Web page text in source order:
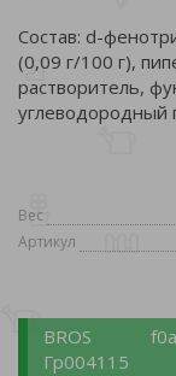
Состав: d-
(0,09 г/100 г),
растворитель,
углеводородный
Вес
Артикул
BROS
Гр004115